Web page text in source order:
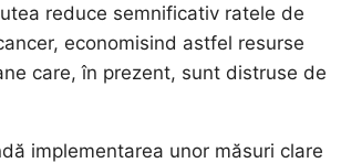
reduce semnificativ ratele de
economisind astfel resurse
care, în prezent, sunt distruse de
implementarea unor măsuri clare